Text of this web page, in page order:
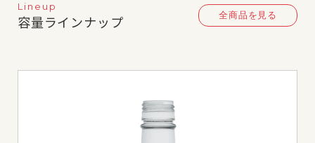
Lineup
容量ラインナップ 全商品を見る